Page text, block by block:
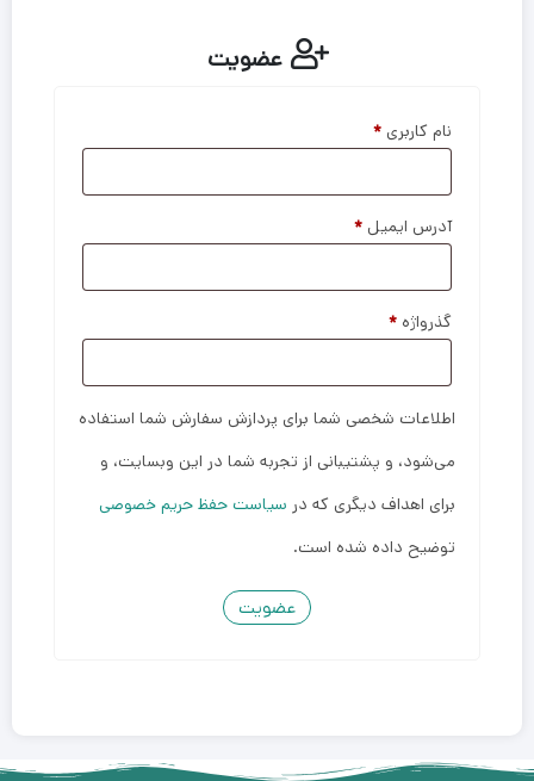
عضویت
نام کاربری *
آدرس ایمیل *
گذرواژه *
اطلاعات شخصی شما برای پردازش سفارش شما استفاده
می‌شود، و پشتیبانی از تجربه شما در این وبسایت، و
برای اهداف دیگری که در سیاست حفظ حریم خصوصی
توضیح داده شده است.
عضویت